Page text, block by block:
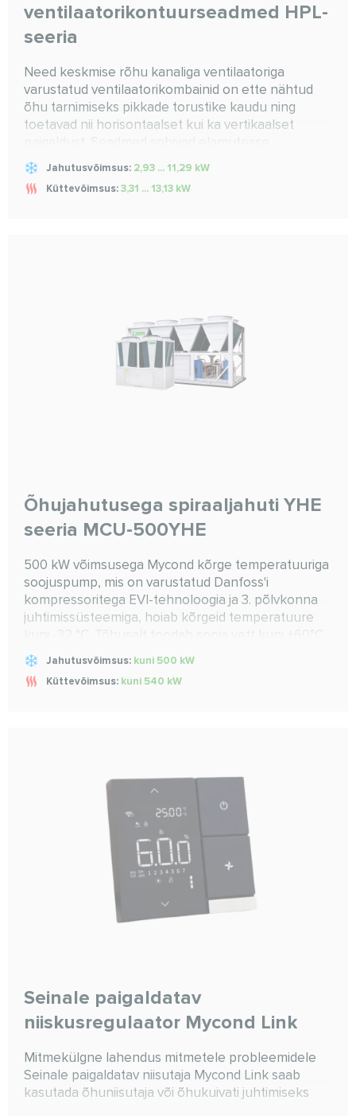
ventilaatorikontuurseadmed HPL-
seeria
Need keskmise rõhu kanaliga ventilaatoriga
varustatud ventilaatorikombainid on ette nähtud
õhu tarnimiseks pikkade torustike kaudu ning
toetavad nii horisontaalset kui ka vertikaalset
kontoritesse, haridus- ja kaubanduskeskustesse
Jahutusvõimsus: 2,93 ... 11,29 kW
Küttevõimsus:3,31 ... 13,13 kW
Õhujahutusega spiraaljahuti YHE
seeria MCU-500YHE
500 kW võimsusega Mycond kõrge temperatuuriga
soojuspump, mis on varustatud Danfoss'i
kompressoritega EVI-tehnoloogia ja 3. põlvkonna
juhtimissüsteemiga, hoiab kõrgeid temperatuure
ideaalne suurte rajatiste jaoks, tagab usaldusväärse
kütte aastaringselt
Jahutusvõimsus: kuni 500 kW
Küttevõimsus: kuni 540 kW
Seinale paigaldatav
niiskusregulaator Mycond Link
Mitmekülgne lahendus mitmetele probleemidele
Seinale paigaldatav niisutaja Mycond Link saab
kasutada õhuniisutaja või õhukuivati juhtimiseks